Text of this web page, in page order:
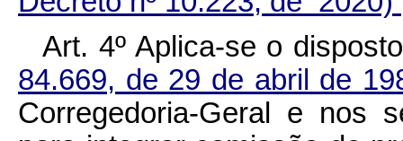
Art. 4º Aplica-se o
84.669, de 29 de abril de
Corregedoria-Geral e nos